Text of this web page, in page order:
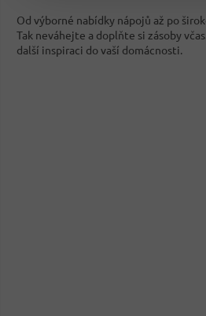
Od výborné nabídky nápojů až po
Tak neváhejte a doplňte si zásoby
další inspiraci do vaší domácnosti.